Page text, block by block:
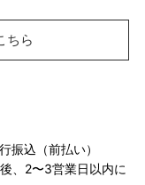
ちら
振込（前払い）
、2〜3営業日以内に